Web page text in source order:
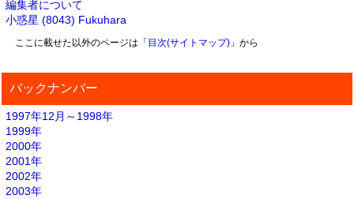
編集者について
小惑星 (8043) Fukuhara
ここに載せた以外のページは「 目次(サイトマップ)」から
バックナンバー
1997年12月～1998年
1999年
2000年
2001年
2002年
2003年